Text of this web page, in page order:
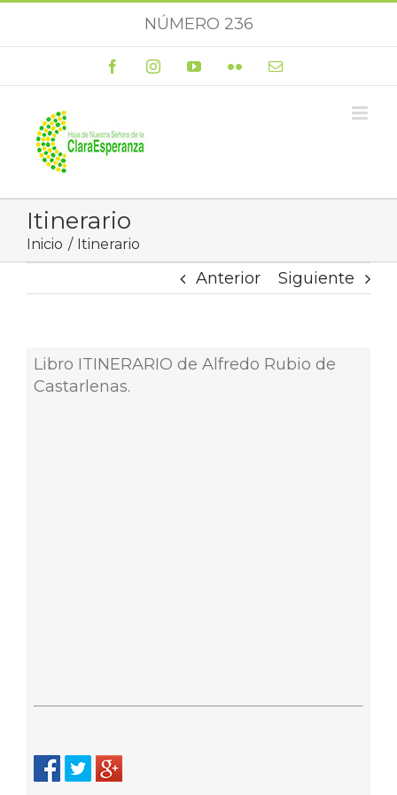
NÚMERO 236
FacebookInstagramYouTubeFlickr Correo
Itinerario
Inicio Itinerario
Anterior Siguiente
Libro ITINERARIO de Alfredo Rubio de
Castarlenas.